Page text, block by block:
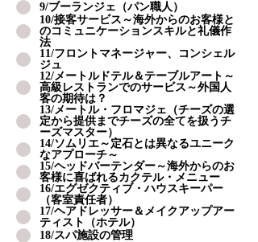
9/ブーランジェ（パン職人）
10/接客サービス～海外からのお客様と
のコミュニケーションスキルと礼儀作
法
11/フロントマネージャー、コンシェル
ジュ
12/メートルドテル＆テーブルアート～
高級レストランでのサービス～外国人
客の期待は？
13/メートル・フロマジェ（チーズの選
定から提供までチーズの全てを扱うチ
ーズマスター）
14/ソムリエ～定石とは異なるユニーク
なアプローチ～
15/ヘッドバーテンダー～海外からのお
客様に喜ばれるカクテル・メニュー
16/エグゼクティブ・ハウスキーパー
（客室責任者）
17/ヘアドレッサー＆メイクアップアー
ティスト（ホテル）
18/スパ施設の管理